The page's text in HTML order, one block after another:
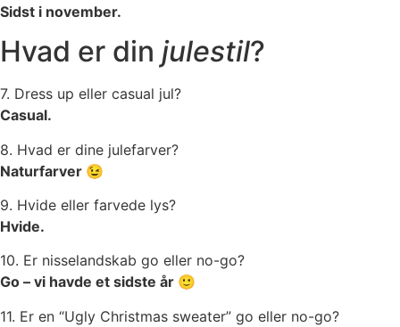
Sidst i november.
Hvad er din julestil?
7. Dress up eller casual jul?
Casual.
8. Hvad er dine julefarver?
Naturfarver 😉
9. Hvide eller farvede lys?
Hvide.
10. Er nisselandskab go eller no-go?
Go – vi havde et sidste år 🙂
11. Er en “Ugly Christmas sweater” go eller no-go?